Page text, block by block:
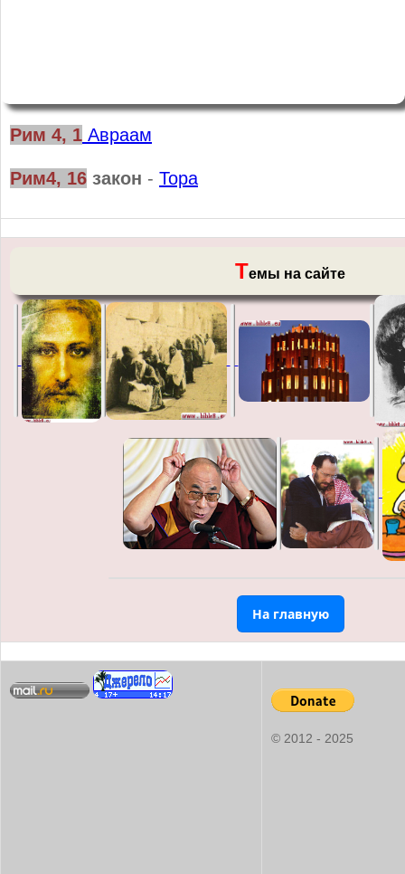
Рим 4, 1 Авраам
Рим4, 16 закон - Тора
Темы на сайте
На главную
© 2012 - 2025